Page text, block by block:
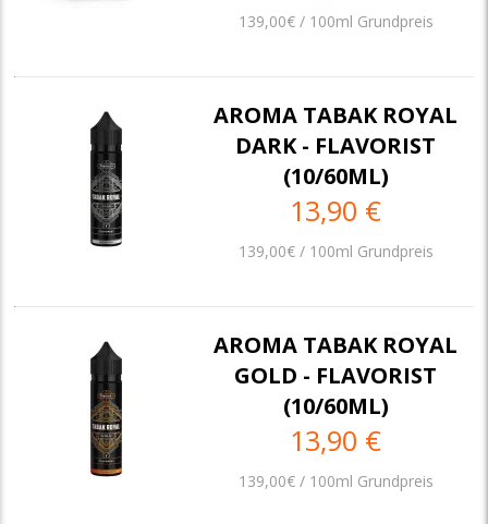
139,00€ / 100ml Grundpreis
AROMA TABAK ROYAL
DARK - FLAVORIST
(10/60ML)
13,90 €
139,00€ / 100ml Grundpreis
AROMA TABAK ROYAL
GOLD - FLAVORIST
(10/60ML)
13,90 €
139,00€ / 100ml Grundpreis